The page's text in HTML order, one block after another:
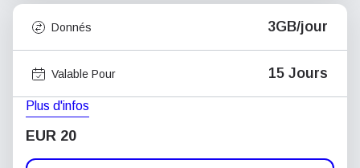
Donnés 3GB/jour
Valable Pour 15 Jours
Plus d'infos
EUR 20